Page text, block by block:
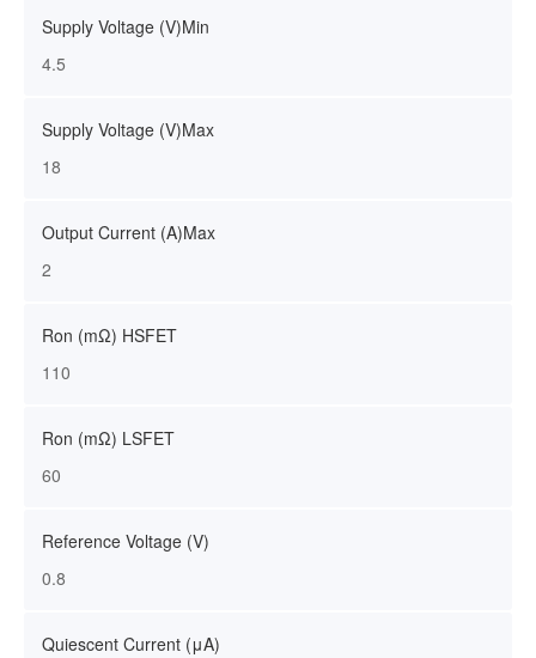
Supply Voltage (V)Min
4.5
Supply Voltage (V)Max
18
Output Current (A)Max
2
Ron (mΩ) HSFET
110
Ron (mΩ) LSFET
60
Reference Voltage (V)
0.8
Quiescent Current (μA)